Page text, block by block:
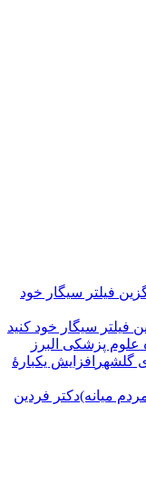
فیلتر سیگار خود کنید
علوم پزشکی البرز
افزایش یکبارۀ
دكتر فردين